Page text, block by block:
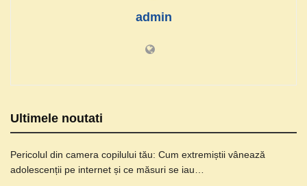
admin
Ultimele noutati
Pericolul din camera copilului tău: Cum extremiștii vânează
adolescenții pe internet și ce măsuri se iau…